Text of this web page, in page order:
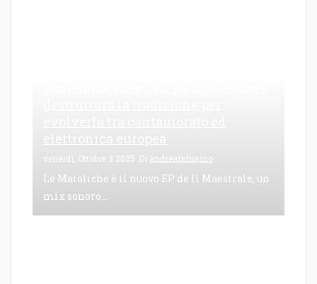
venerdì, Ottobre 3 2025 Di andreainfusino
Le Maioliche è il nuovo EP de Il Maestrale, un
mix sonoro...